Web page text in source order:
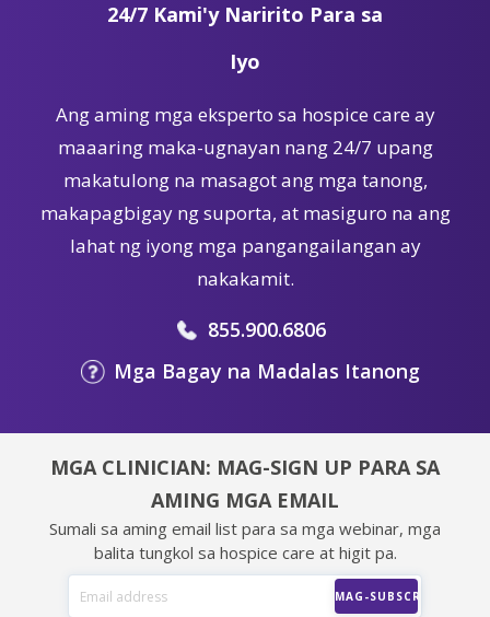
24/7 Kami'y Naririto Para sa
Iyo
Ang aming mga eksperto sa hospice care ay
maaaring maka-ugnayan nang 24/7 upang
makatulong na masagot ang mga tanong,
makapagbigay ng suporta, at masiguro na ang
lahat ng iyong mga pangangailangan ay
nakakamit.
855.900.6806
Mga Bagay na Madalas Itanong
MGA CLINICIAN: MAG-SIGN UP PARA SA
AMING MGA EMAIL
Sumali sa aming email list para sa mga webinar, mga
balita tungkol sa hospice care at higit pa.